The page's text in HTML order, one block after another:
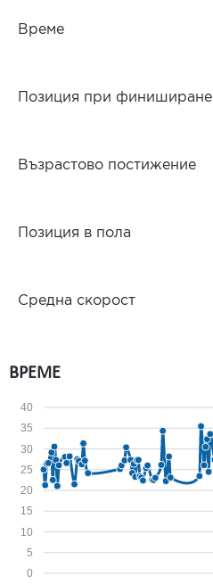
Време
Позиция при финиширане
Възрастово постижение
Позиция в пола
Средна скорост
ВРЕМЕ
0
5
10
15
20
25
30
35
40